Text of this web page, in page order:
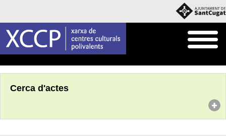
Cerca d'actes